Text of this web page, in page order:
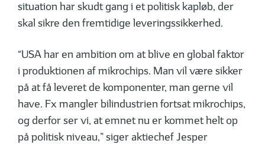
situation har skudt gang i et politisk kapløb, der
skal sikre den fremtidige leveringssikkerhed.
“USA har en ambition om at blive en global faktor
i produktionen af mikrochips. Man vil være sikker
på at få leveret de komponenter, man gerne vil
have. Fx mangler bilindustrien fortsat mikrochips,
og derfor ser vi, at emnet nu er kommet helt op
på politisk niveau,” siger aktiechef Jesper